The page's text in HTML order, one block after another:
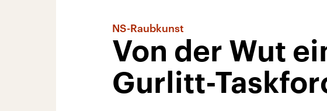
NS-Raubkunst
Von der Wut
Gurlitt-